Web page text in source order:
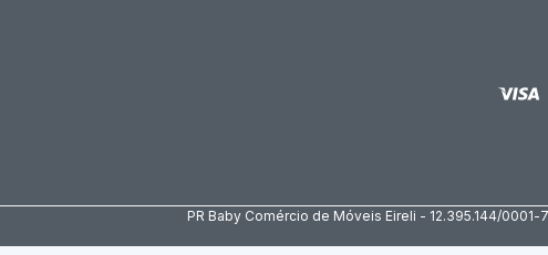
PR Baby Comércio de Móveis Eireli - 12.395.144/